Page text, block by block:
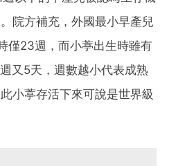
院方補充，外國最小早產兒
僅23週，而小葶出生時雖有
又5天，週數越小代表成熟
小葶存活下來可說是世界級